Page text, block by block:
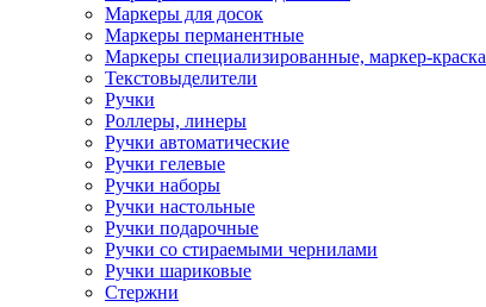
Маркеры для досок
Маркеры перманентные
Маркеры специализированные, маркер-краска
Текстовыделители
Ручки
Роллеры, линеры
Ручки автоматические
Ручки гелевые
Ручки наборы
Ручки настольные
Ручки подарочные
Ручки со стираемыми чернилами
Ручки шариковые
Стержни